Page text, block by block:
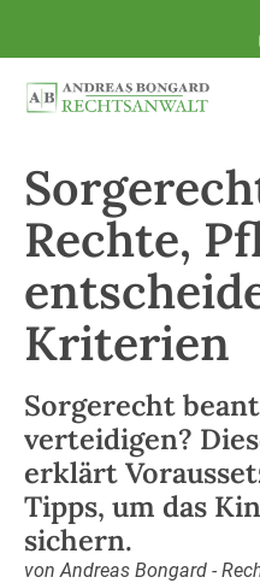
Rechte,
Kriterien
Sorgerecht
verteidigen?
erklärt
Tipps, um das
sichern.
von Andreas Bongard -